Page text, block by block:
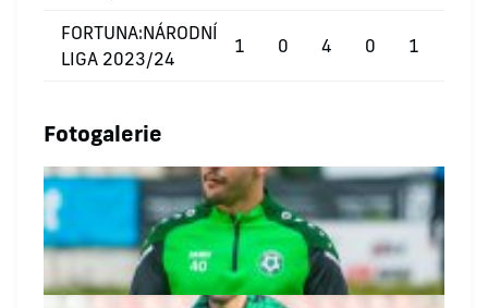
FORTUNA:NÁRODNÍ
LIGA 2023/24
1 0 4 0 1
Fotogalerie